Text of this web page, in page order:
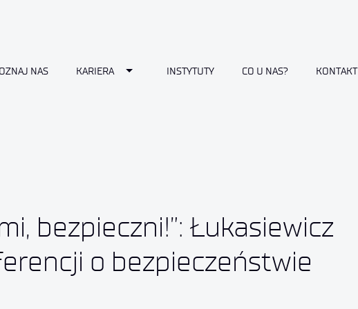
NAS KARIERA Toggle Dropdown
INSTYTUTY CO U NAS? KONTAKT
bezpieczni!”: Łukasiewicz
o bezpieczeństwie